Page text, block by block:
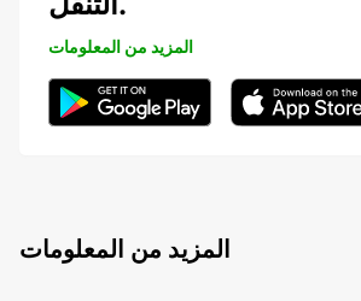
المزيد من المعلومات
المزيد من المعلومات